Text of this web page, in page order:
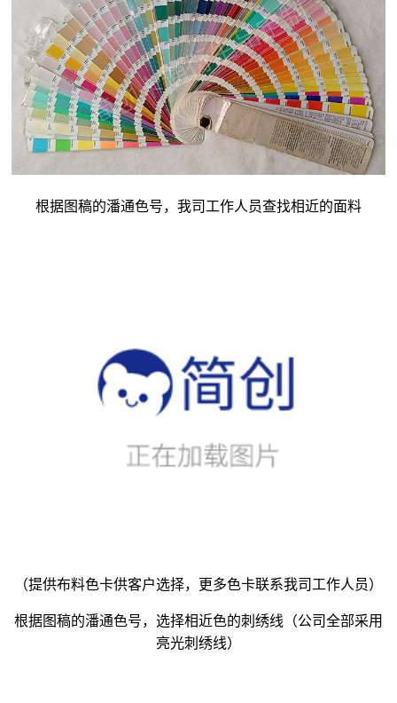
根据图稿的潘通色号，我司工作人员查找相近的面料
（提供布料色卡供客户选择，更多色卡联系我司工作人员）
根据图稿的潘通色号，选择相近色的刺绣线（公司全部采用
亮光刺绣线）